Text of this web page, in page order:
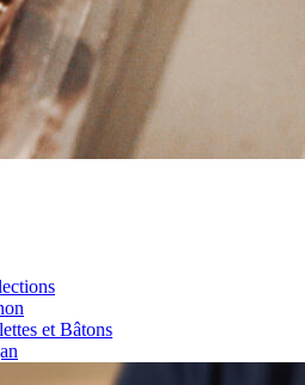
et Bâtons